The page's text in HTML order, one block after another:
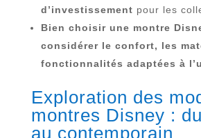
d’investissement pour les
Bien choisir une montre
considérer le confort, les
fonctionnalités adaptées à
Exploration des
montres Disney :
au contemporain